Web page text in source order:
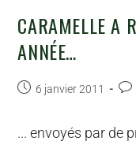
CARAMELLE A
ANNÉE…
6 janvier 2011
... envoyés par de